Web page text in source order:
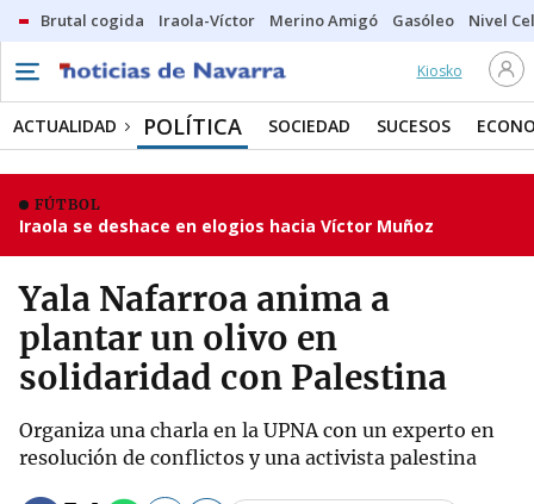
Brutal cogida Iraola-Víctor Merino Amigó Gasóleo Nivel
Kiosko
ACTUALIDAD POLÍTICA SOCIEDAD SUCESOS
FÚTBOL
Iraola se deshace en elogios hacia Víctor Muñoz
Yala Nafarroa anima a
plantar un olivo en
solidaridad con Palestina
Organiza una charla en la UPNA con un experto en
resolución de conflictos y una activista palestina